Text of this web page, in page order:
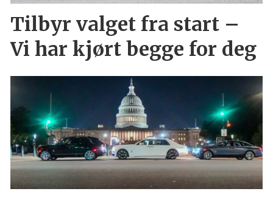
Tilbyr valget fra start –
Vi har kjørt begge for deg